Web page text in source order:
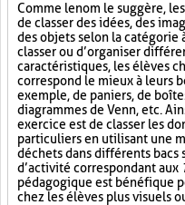
Comme le nom le suggère, les
de classer des idées, des
des objets selon la catégorie
classer ou d’organiser
caractéristiques, les élèves
correspond le mieux à leurs
exemple, de paniers, de
diagrammes de Venn, etc.
exercice est de classer les
particuliers en utilisant une
déchets dans différents bacs
d’activité correspondant aux
pédagogique est bénéfique
chez les élèves plus visuels